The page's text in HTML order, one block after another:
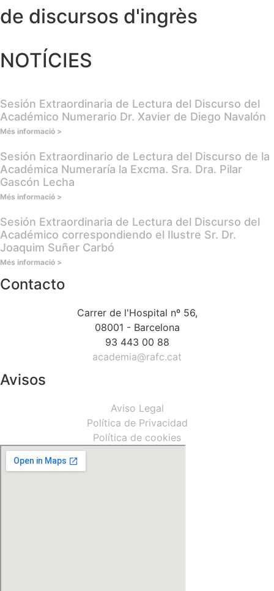
de discursos d'ingrès
NOTÍCIES
Sesión Extraordinaria de Lectura del Discurso del
Académico Numerario Dr. Xavier de Diego Navalón
Més informació >
Sesión Extraordinario de Lectura del Discurso de la
Académica Numeraría la Excma. Sra. Dra. Pilar
Gascón Lecha
Més informació >
Sesión Extraordinaria de Lectura del Discurso del
Académico correspondiendo el Ilustre Sr. Dr.
Joaquim Suñer Carbó
Més informació >
Contacto
Carrer de l'Hospital nº 56,
08001 - Barcelona
93 443 00 88
academia@rafc.cat
Avisos
Aviso Legal
Política de Privacidad
Política de cookies